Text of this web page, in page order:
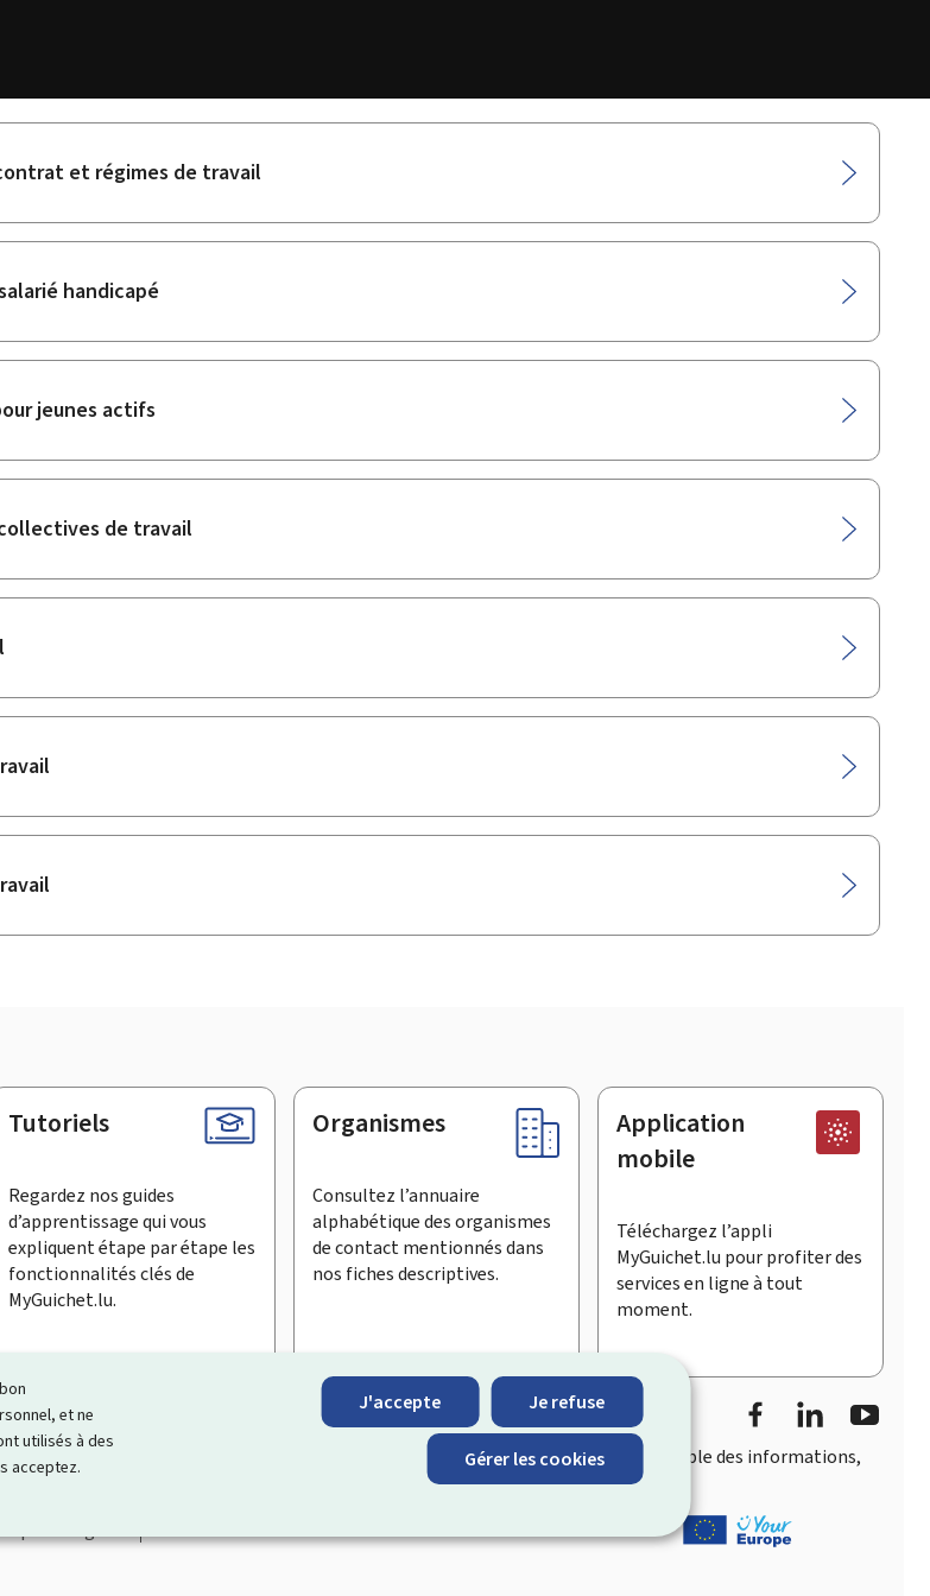
et ne
utilisés à des
acceptez.
J'accepte Je refuse
Gérer les cookies
et régimes de travail
handicapé
jeunes actifs
de travail
Tutoriels
Regardez nos guides
d’apprentissage qui vous
expliquent étape par étape les
fonctionnalités clés de
MyGuichet.lu.
Organismes
Consultez l’annuaire
alphabétique des organismes
de contact mentionnés dans
nos fiches descriptives.
Application
mobile
Téléchargez l’appli
MyGuichet.lu pour profiter des
services en ligne à tout
moment.
FacebookLinkedIn
vos échanges avec l’État accès rapide et convivial à l’ensemble des informations,
et organismes publics luxembourgeois.